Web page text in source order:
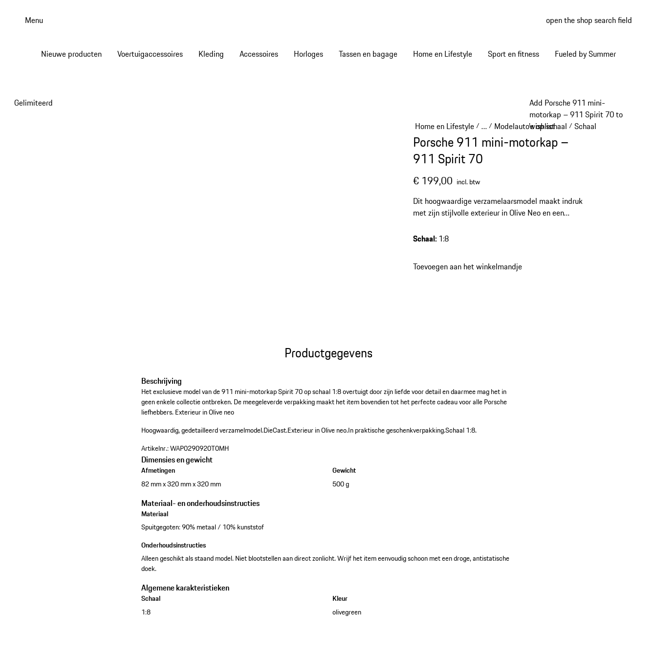
Menu open the shop search field
Nieuwe producten Voertuigaccessoires Kleding Accessoires Horloges Tassen en bagage Home en Lifestyle Sport en fitness Fueled by Summer
Add Porsche 911 mini-
motorkap – 911 Spirit 70 to
wishlist
Gelimiteerd
Home en Lifestyle/ …
Reveal collapsed breadcrumb items
/ Modelauto's op schaal / Schaal 1:8
Porsche 911 mini-motorkap –
911 Spirit 70
€ 199,00 incl. btw
Dit hoogwaardige verzamelaarsmodel maakt indruk
met zijn stijlvolle exterieur in Olive Neo en een
hoogtepunt voor echte Porsche-liefhebbers en
Schaal: 1:8
Toevoegen aan het winkelmandje
Productgegevens
Beschrijving
Het exclusieve model van de 911 mini-motorkap Spirit 70 op schaal 1:8 overtuigt door zijn liefde voor detail en daarmee mag het in
geen enkele collectie ontbreken. De meegeleverde verpakking maakt het item bovendien tot het perfecte cadeau voor alle Porsche
liefhebbers. Exterieur in Olive neo
Hoogwaardig, gedetailleerd verzamelmodel.DieCast.Exterieur in Olive neo.In praktische geschenkverpakking.Schaal 1:8.
Artikelnr.:WAP0290920T0MH
Dimensies en gewicht
Afmetingen
82 mm x 320 mm x 320 mm
Gewicht
500 g
Materiaal- en onderhoudsinstructies
Materiaal
Spuitgegoten: 90% metaal / 10% kunststof
Onderhoudsinstructies
Alleen geschikt als staand model. Niet blootstellen aan direct zonlicht. Wrijf het item eenvoudig schoon met een droge, antistatische
doek.
Algemene karakteristieken
Schaal
1:8
Kleur
olivegreen